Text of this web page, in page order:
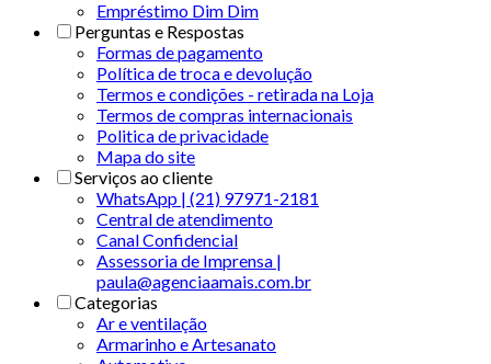
Empréstimo Dim Dim
Perguntas e Respostas
Formas de pagamento
Política de troca e devolução
Termos e condições - retirada na Loja
Termos de compras internacionais
Politica de privacidade
Mapa do site
Serviços ao cliente
WhatsApp | (21) 97971-2181
Central de atendimento
Canal Confidencial
Assessoria de Imprensa |
paula@agenciaamais.com.br
Categorias
Ar e ventilação
Armarinho e Artesanato